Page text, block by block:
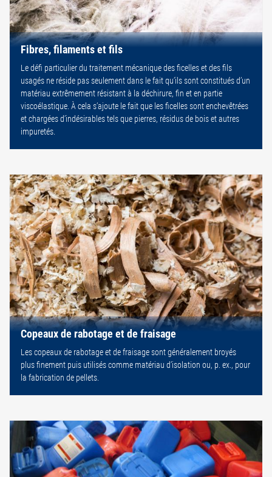
Fibres, filaments et fils
Le défi particulier du traitement mécanique des ficelles et des fils
usagés ne réside pas seulement dans le fait qu’ils sont constitués d’un
matériau extrêmement résistant à la déchirure, fin et en partie
viscoélastique. À cela s’ajoute le fait que les ficelles sont enchevêtrées
et chargées d’indésirables tels que pierres, résidus de bois et autres
impuretés.
Copeaux de rabotage et de fraisage
Les copeaux de rabotage et de fraisage sont généralement broyés
plus finement puis utilisés comme matériau d’isolation ou, p. ex., pour
la fabrication de pellets.